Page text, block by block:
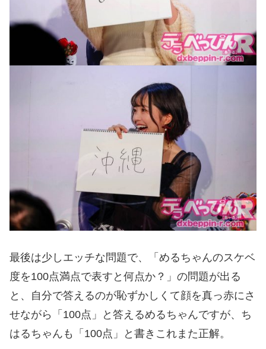
最後は少しエッチな問題で、「めるちゃんのスケベ
度を100点満点で表すと何点か？」の問題が出る
と、自分で答えるのが恥ずかしくて顔を真っ赤にさ
せながら「100点」と答えるめるちゃんですが、ち
はるちゃんも「100点」と書きこれまた正解。